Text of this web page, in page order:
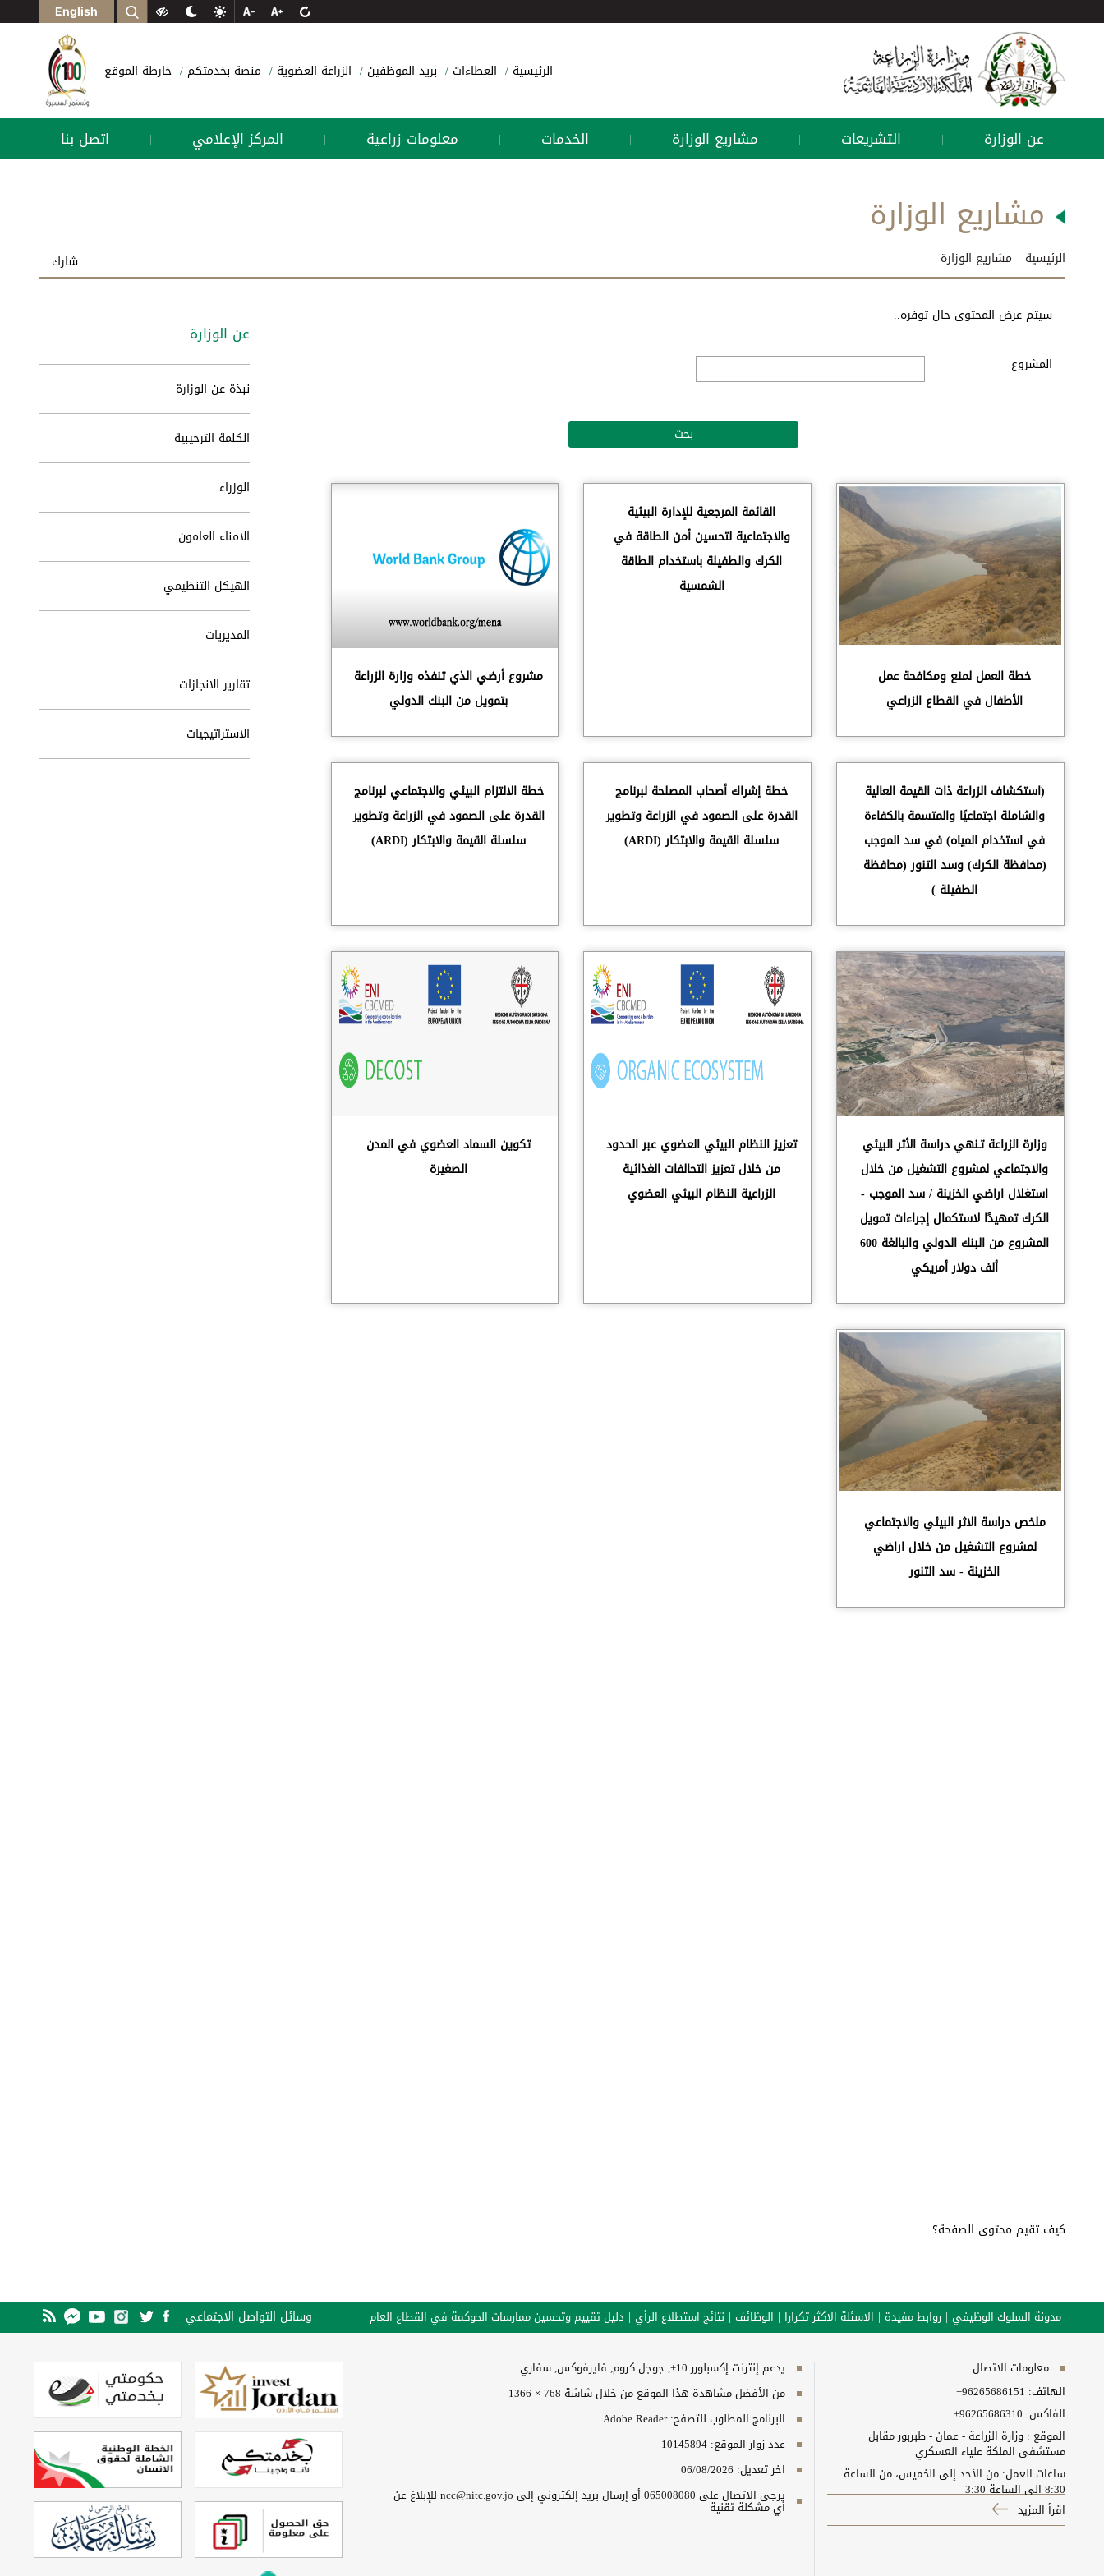
English
الرئيسية العطاءات بريد الموظفين الزراعة العضوية منصة بخدمتكم خارطة الموقع
عن الوزارة | التشريعات | مشاريع الوزارة | الخدمات | معلومات زراعية | المركز الإعلامي | اتصل بنا
مشاريع الوزارة
الرئيسية مشاريع الوزارة شارك
سيتم عرض المحتوى حال توفره..
المشروع
خطة العمل لمنع ومكافحة عمل
الأطفال في القطاع الزراعي
القائمة المرجعية للإدارة البيئية
والاجتماعية لتحسين أمن الطاقة في
الكرك والطفيلة باستخدام الطاقة
الشمسية
مشروع أرضي الذي تنفذه وزارة الزراعة
بتمويل من البنك الدولي
(استكشاف الزراعة ذات القيمة العالية
والشاملة اجتماعيًا والمتسمة بالكفاءة
في استخدام المياه) في سد الموجب
(محافظة الكرك) وسد التنور (محافظة
الطفيلة )
خطة إشراك أصحاب المصلحة لبرنامج
القدرة على الصمود في الزراعة وتطوير
سلسلة القيمة والابتكار (ARDI)
خطة الالتزام البيئي والاجتماعي لبرنامج
القدرة على الصمود في الزراعة وتطوير
سلسلة القيمة والابتكار (ARDI)
وزارة الزراعة تـنهي دراسة الأثر البيئي
والاجتماعي لمشروع التشغيل من خلال
استغلال اراضي الخزينة / سد الموجب -
الكرك تمهيدًا لاستكمال إجراءات تمويل
المشروع من البنك الدولي والبالغة 600
ألف دولار أمريكي
تعزيز النظام البيئي العضوي عبر الحدود
من خلال تعزيز التحالفات الغذائية
الزراعية النظام البيئي العضوي
تكوين السماد العضوي في المدن
الصغيرة
ملخص دراسة الاثر البيئي والاجتماعي
لمشروع التشغيل من خلال اراضي
الخزينة - سد التنور
عن الوزارة
نبذة عن الوزارة
الكلمة الترحيبية
الوزراء
الامناء العامون
الهيكل التنظيمي
المديريات
تقارير الانجازات
الاستراتيجيات
كيف تقيم محتوى الصفحة؟
مدونة السلوك الوظيفي روابط مفيدة الاسئلة الاكثر تكرارا الوظائف نتائج استطلاع الرأي دليل تقييم وتحسين ممارسات الحوكمة في القطاع العام وسائل التواصل الاجتماعي
معلومات الاتصال
الهاتف: +96265686151
الفاكس: +96265686310
الموقع : وزارة الزراعة - عمان - طبربور مقابل
مستشفى الملكة علياء العسكري
ساعات العمل: من الأحد إلى الخميس، من الساعة
8:30 الى الساعة 3:30
اقرأ المزيد
يدعم إنترنت إكسبلورر 10+, جوجل كروم, فايرفوكس, سفاري
من الأفضل مشاهدة هذا الموقع من خلال شاشة 768 × 1366
البرنامج المطلوب للتصفح: Adobe Reader
عدد زوار الموقع: 10145894
اخر تعديل: 06/08/2026
يرجى الاتصال على 065008080 أو إرسال بريد إلكتروني إلى ncc@nitc.gov.jo للإبلاغ عن
أي مشكلة تقنية